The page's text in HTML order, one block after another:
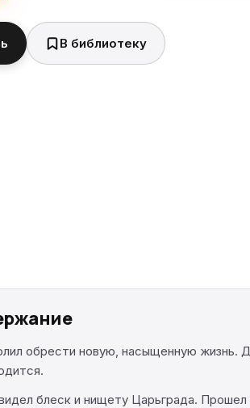
В библиотеку
обрести новую, насыщенную жизнь.
блеск и нищету Царьграда.